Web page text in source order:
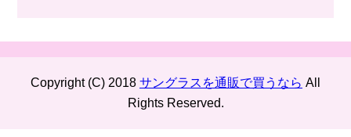
Copyright (C) 2018 サングラスを通販で買うなら All
Rights Reserved.